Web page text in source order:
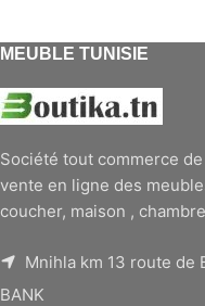
MEUBLE TUNISIE
Société tout commerce
vente en ligne des
coucher, maison ,
Mnihla km 13 route de
BANK